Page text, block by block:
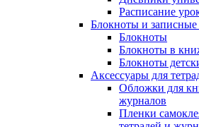
Расписание
Блокноты и
Блокноты
Блокноты в
Блокноты
Аксессуары для
Обложки для
журналов
Пленки